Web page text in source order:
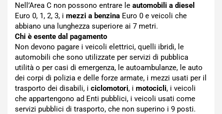
Nell’Area C non possono entrare le automobili a diesel
Euro 0, 1, 2, 3, i mezzi a benzina Euro 0 e veicoli che
abbiano una lunghezza superiore ai 7 metri.
Chi è esente dal pagamento
Non devono pagare i veicoli elettrici, quelli ibridi, le
automobili che sono utilizzate per servizi di pubblica
utilità o per casi di emergenza, le autoambulanze, le auto
dei corpi di polizia e delle forze armate, i mezzi usati per il
trasporto dei disabili, i ciclomotori, i motocicli, i veicoli
che appartengono ad Enti pubblici, i veicoli usati come
servizi pubblici di trasporto, che non superino i 9 posti.